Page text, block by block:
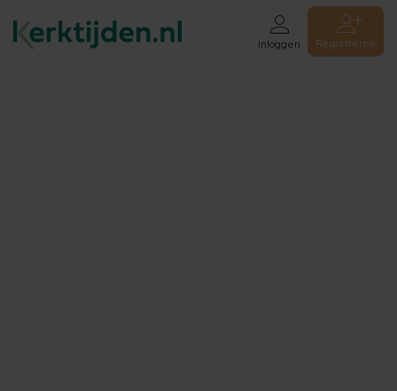
Inloggen Registreren